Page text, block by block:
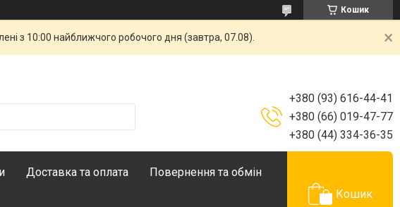
Кошик
з 10:00 найближчого робочого дня (завтра, 07.08).
+380 (93) 616-44-41
+380 (66) 019-47-77
+380 (44) 334-36-35
Доставка та оплата Повернення та обмін
Кошик